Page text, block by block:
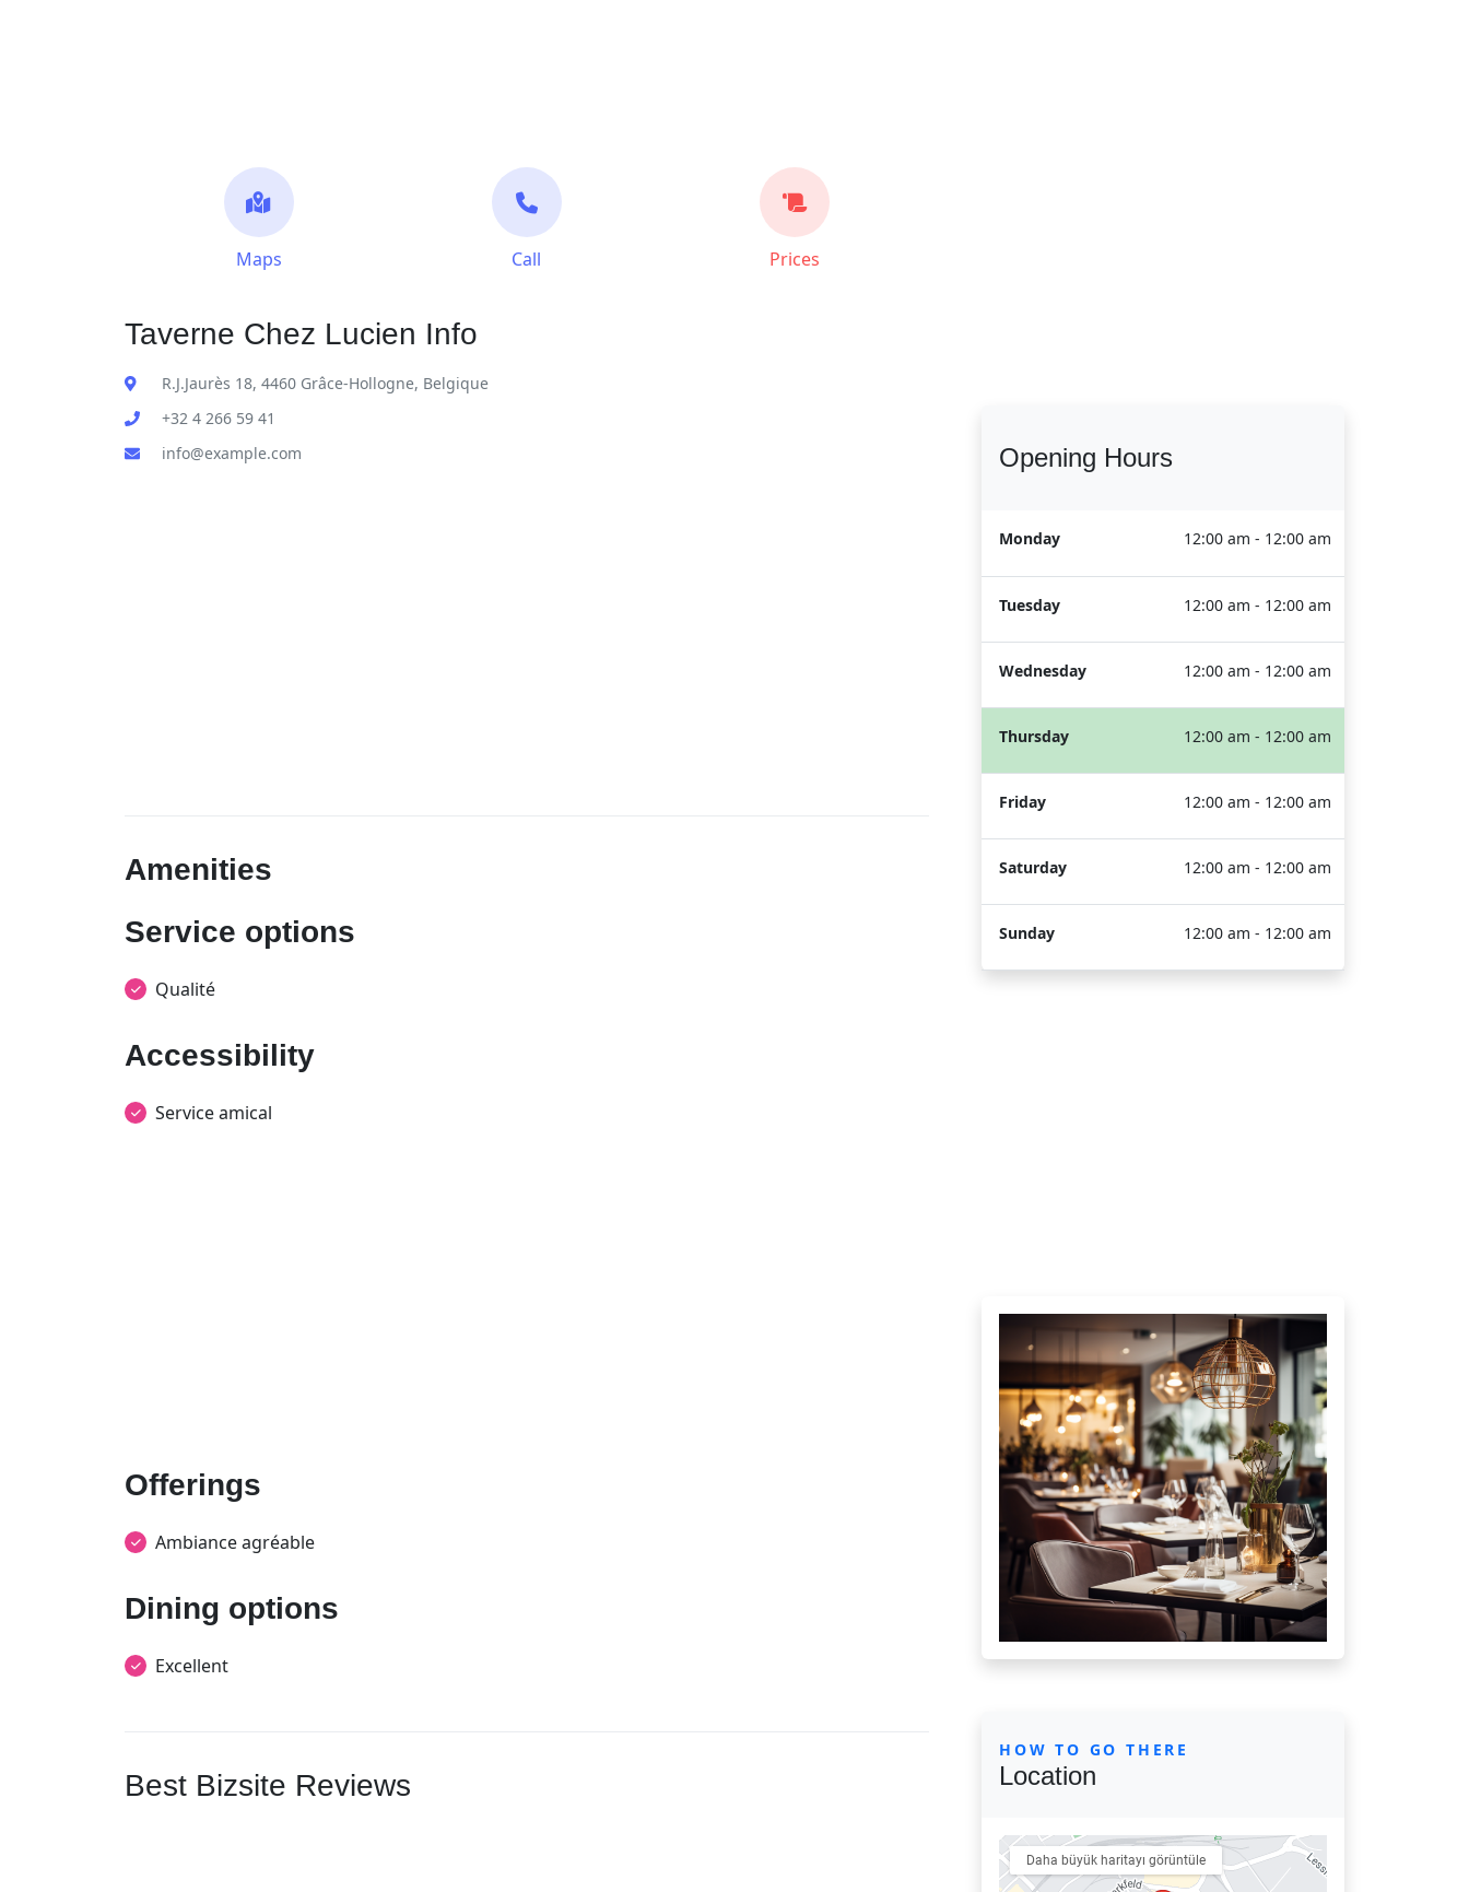
Maps Call Prices
Taverne Chez Lucien Info
R.J.Jaurès 18, 4460 Grâce-Hollogne, Belgique
+32 4 266 59 41
info@example.com
Amenities
Service options
Qualité
Accessibility
Service amical
Offerings
Ambiance agréable
Dining options
Excellent
Best Bizsite Reviews
Opening Hours
Monday 12:00 am - 12:00 am
Tuesday 12:00 am - 12:00 am
Wednesday 12:00 am - 12:00 am
Thursday 12:00 am - 12:00 am
Friday 12:00 am - 12:00 am
Saturday 12:00 am - 12:00 am
Sunday 12:00 am - 12:00 am
HOW TO GO THERE
Location